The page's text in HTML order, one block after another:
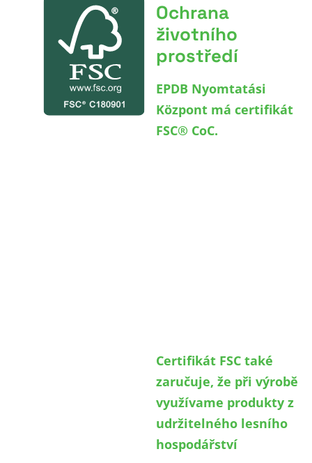
Ochrana
životního
prostředí
EPDB Nyomtatási
Központ má certifikát
FSC® CoC.
Certifikát FSC také
zaručuje, že při výrobě
využívame produkty z
udržitelného lesního
hospodářství